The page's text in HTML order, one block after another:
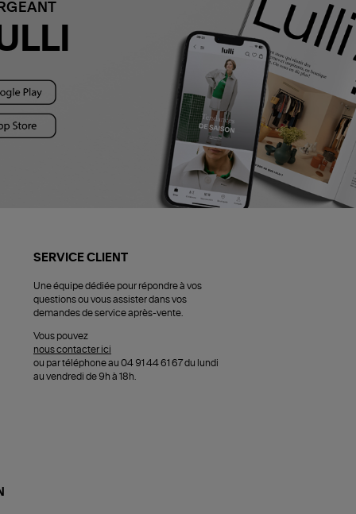
SERVICE CLIENT
Une équipe dédiée pour répondre à vos
questions ou vous assister dans vos
demandes de service après-vente.
Vous pouvez
nous contacter ici
ou par téléphone au 04 91 44 61 67 du lundi
au vendredi de 9h à 18h.